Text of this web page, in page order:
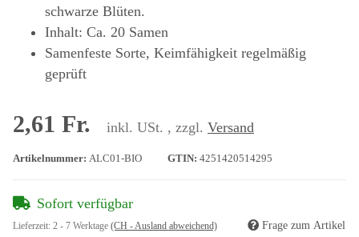
schwarze Blüten.
Inhalt: Ca. 20 Samen
Samenfeste Sorte, Keimfähigkeit regelmäßig
geprüft
2,61 Fr. inkl. USt. , zzgl. Versand
Artikelnummer: ALC01-BIO GTIN: 4251420514295
Sofort verfügbar
Lieferzeit: 2 - 7 Werktage (CH - Ausland abweichend) Frage zum Artikel